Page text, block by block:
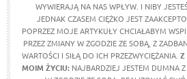
WYWIERAJĄ NA NAS WPŁYW. I NIBY
JEDNAK CZASEM CIĘŻKO JEST
POPRZEZ MOJE ARTYKUŁY CHCIAŁABYM
PRZEZ ZMIANY W ZGODZIE ZE SOBĄ, Z
WARTOŚCI I SIŁĄ DO ICH PRZEZWYCIĘŻANIA. Z
MOIM ŻYCIU: NAJBARDZIEJ JESTEM DUMNA